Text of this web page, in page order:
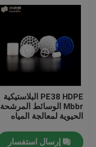
PE38 HDPE البلاستيكية
Mbbr الوسائط المرشحة
الحيوية لمعالجة المياه
إرسال استفسار